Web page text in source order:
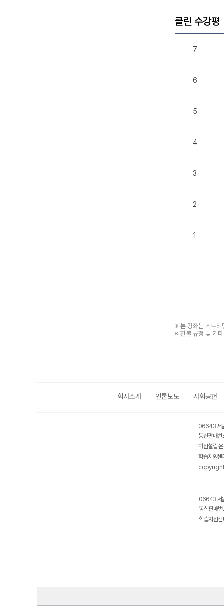
클린 수강평
7
6
5
4
3
2
1
※ 본 강좌는 스트리
※ 환불 규정 및 기
회사소개 언론보도 사회공헌
06643 서
통신판매
학원설립·
학습지원
06643 서
통신판매
학습지원